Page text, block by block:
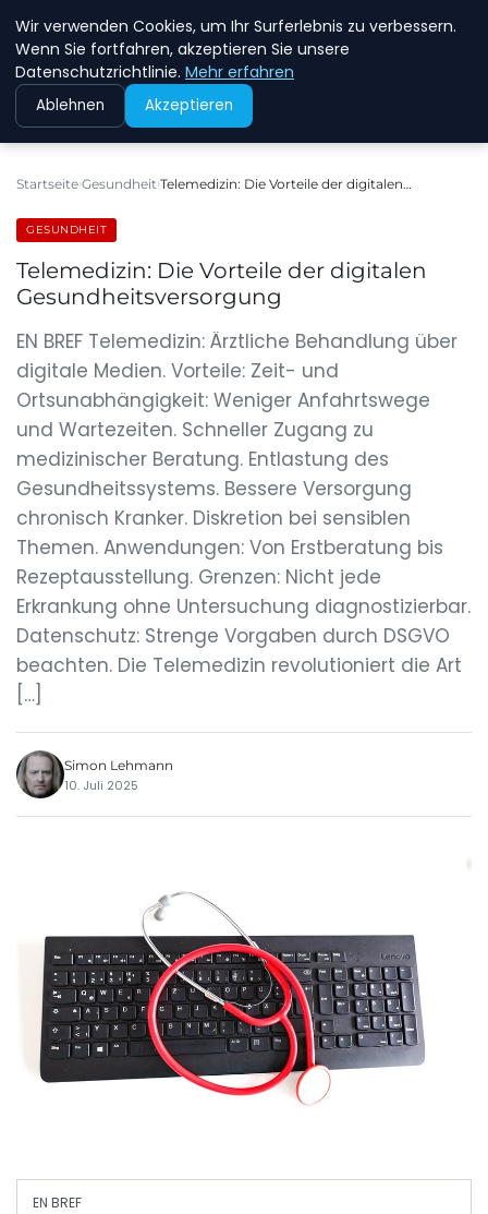
NEW ENERGY JOBS
Startseite Gesundheit Telemedizin: Die Vorteile der digitalen…
GESUNDHEIT
Telemedizin: Die Vorteile der digitalen
Gesundheitsversorgung
EN BREF Telemedizin: Ärztliche Behandlung über
digitale Medien. Vorteile: Zeit- und
Ortsunabhängigkeit: Weniger Anfahrtswege
und Wartezeiten. Schneller Zugang zu
medizinischer Beratung. Entlastung des
Gesundheitssystems. Bessere Versorgung
chronisch Kranker. Diskretion bei sensiblen
Themen. Anwendungen: Von Erstberatung bis
Rezeptausstellung. Grenzen: Nicht jede
Erkrankung ohne Untersuchung diagnostizierbar.
Datenschutz: Strenge Vorgaben durch DSGVO
beachten. Die Telemedizin revolutioniert die Art
[…]
Simon Lehmann
10. Juli 2025
EN BREF
Wir verwenden Cookies, um Ihr Surferlebnis zu verbessern.
Wenn Sie fortfahren, akzeptieren Sie unsere
Datenschutzrichtlinie. Mehr erfahren
Ablehnen Akzeptieren